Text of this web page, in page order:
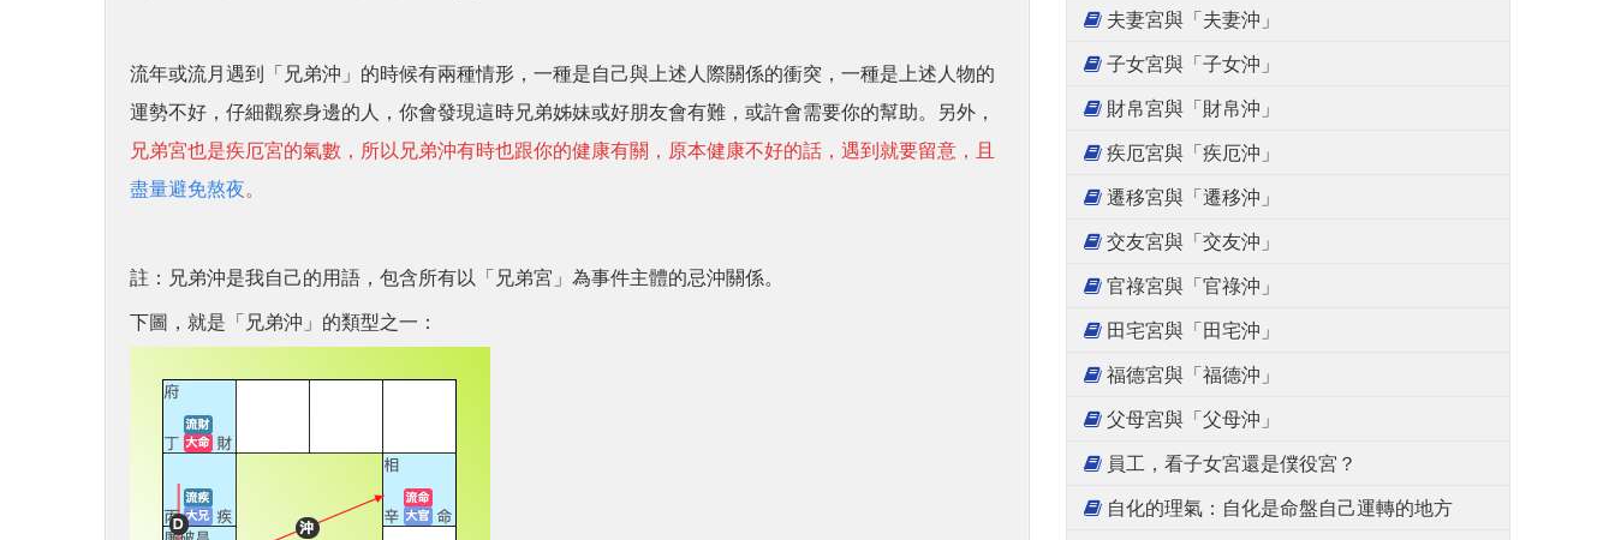
流年或流月遇到「兄弟沖」的時候有兩種情形，一種是自己與上述人際關係的衝突，一種是上述人物的
運勢不好，仔細觀察身邊的人，你會發現這時兄弟姊妹或好朋友會有難，或許會需要你的幫助。另外，
兄弟宮也是疾厄宮的氣數，所以兄弟沖有時也跟你的健康有關，原本健康不好的話，遇到就要留意，且
盡量避免熬夜。
註：兄弟沖是我自己的用語，包含所有以「兄弟宮」為事件主體的忌沖關係。
下圖，就是「兄弟沖」的類型之一：
夫妻宮與「夫妻沖」
子女宮與「子女沖」
財帛宮與「財帛沖」
疾厄宮與「疾厄沖」
遷移宮與「遷移沖」
交友宮與「交友沖」
官祿宮與「官祿沖」
田宅宮與「田宅沖」
福德宮與「福德沖」
父母宮與「父母沖」
員工，看子女宮還是僕役宮？
自化的理氣：自化是命盤自己運轉的地方